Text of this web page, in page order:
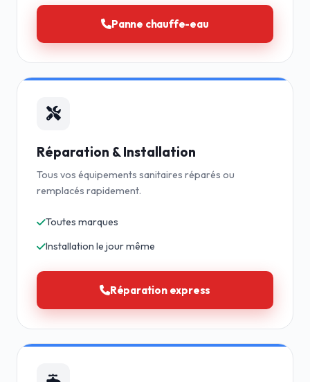
Panne chauffe-eau
Réparation & Installation
Tous vos équipements sanitaires réparés ou
remplacés rapidement.
Toutes marques
Installation le jour même
Réparation express